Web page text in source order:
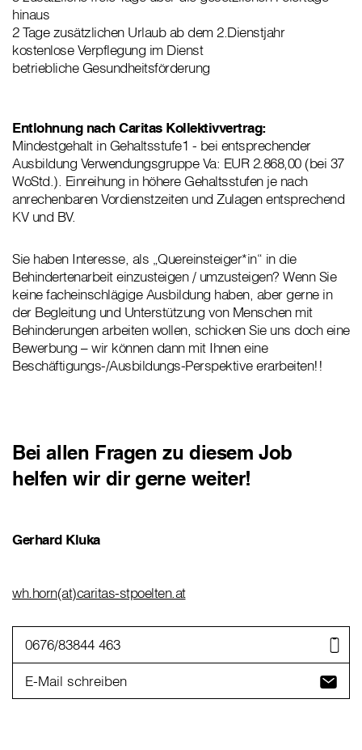
hinaus
2 Tage zusätzlichen Urlaub ab dem 2.Dienstjahr
kostenlose Verpflegung im Dienst
betriebliche Gesundheitsförderung
Entlohnung nach Caritas Kollektivvertrag:
Mindestgehalt in Gehaltsstufe1 - bei entsprechender
Ausbildung Verwendungsgruppe Va: EUR 2.868,00 (bei 37
WoStd.). Einreihung in höhere Gehaltsstufen je nach
anrechenbaren Vordienstzeiten und Zulagen entsprechend
KV und BV.
Sie haben Interesse, als „Quereinsteiger*in“ in die
Behindertenarbeit einzusteigen / umzusteigen? Wenn Sie
keine facheinschlägige Ausbildung haben, aber gerne in
der Begleitung und Unterstützung von Menschen mit
Behinderungen arbeiten wollen, schicken Sie uns doch eine
Bewerbung – wir können dann mit Ihnen eine
Beschäftigungs-/Ausbildungs-Perspektive erarbeiten!!
Bei allen Fragen zu diesem Job
helfen wir dir gerne weiter!
Gerhard Kluka
wh.horn(at)caritas-stpoelten.at
0676/83844 463
E-Mail schreiben